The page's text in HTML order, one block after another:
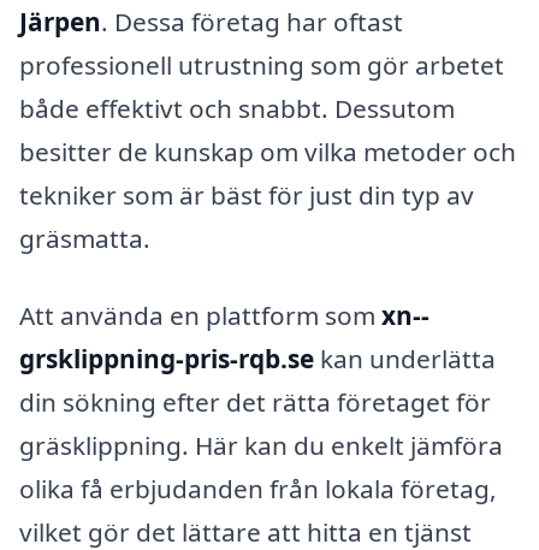
Järpen. Dessa företag har oftast
professionell utrustning som gör arbetet
både effektivt och snabbt. Dessutom
besitter de kunskap om vilka metoder och
tekniker som är bäst för just din typ av
gräsmatta.
Att använda en plattform som xn--
grsklippning-pris-rqb.se kan underlätta
din sökning efter det rätta företaget för
gräsklippning. Här kan du enkelt jämföra
olika få erbjudanden från lokala företag,
vilket gör det lättare att hitta en tjänst